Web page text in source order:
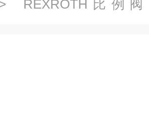
REXROTH比例阀